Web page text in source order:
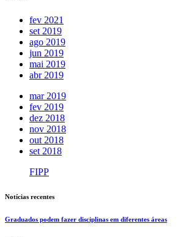
fev 2021
set 2019
ago 2019
jun 2019
mai 2019
abr 2019
mar 2019
fev 2019
dez 2018
nov 2018
out 2018
set 2018
FIPP
Notícias recentes
Graduados podem fazer disciplinas em diferentes áreas